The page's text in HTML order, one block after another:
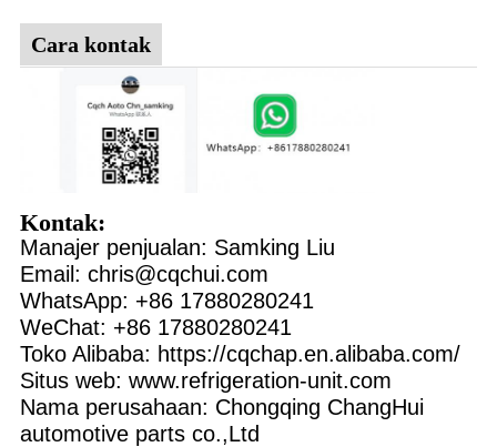
Cara kontak
Kontak:
Manajer penjualan: Samking Liu
Email: chris@cqchui.com
WhatsApp: +86 17880280241
WeChat: +86 17880280241
Toko Alibaba: https://cqchap.en.alibaba.com/
Situs web: www.refrigeration-unit.com
Nama perusahaan: Chongqing ChangHui
automotive parts co.,Ltd